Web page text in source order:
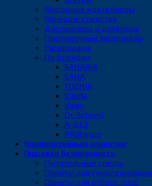
Мусорные контейнеры
Моющие средства
Диспенсеры и дозаторы
Протирочные материалы
Распродажа
По брендам
SANARIA
SANA
YOZHIK
Vileda
Vikan
Dr. Schnell
А-ДЕЗ
PROtissue
Корпоративным клиентам
Пищевая безопасность
Питательные среды
Пакеты для гомогенизации
Пакеты для отбора проб